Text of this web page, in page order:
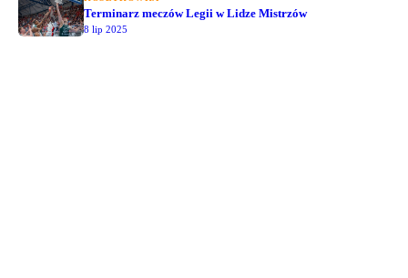
Terminarz meczów Legii w Lidze Mistrzów
8 lip 2025